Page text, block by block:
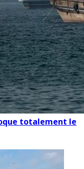
totalement le